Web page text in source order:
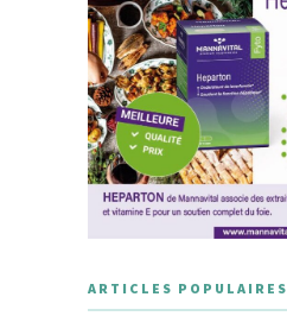
ARTICLES POPULAIRES